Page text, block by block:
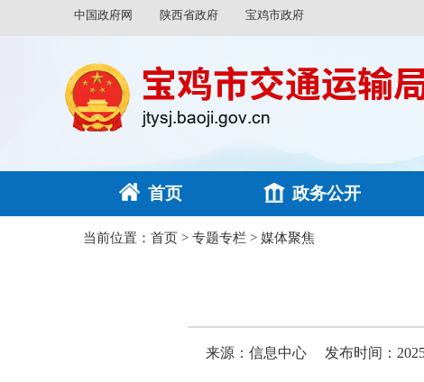
中国政府网 陕西省政府 宝鸡市政府
首页 政务公开
当前位置： 首页 > 专题专栏 > 媒体聚焦
来源：信息中心 发布时间：